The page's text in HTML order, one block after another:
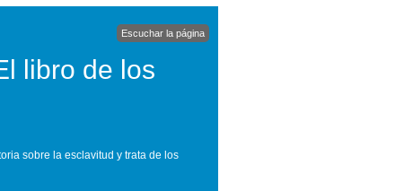
Escuchar la página
libro de los
sobre la esclavitud y trata de los